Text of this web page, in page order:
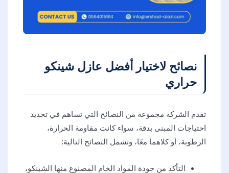
نصائح لاختيار أفضل عازل شينكو
حراري
تقدم الشركة مجموعة من النصائح التي تساهم في تحديد
احتياجات المبنى بدقة، سواء كانت مقاومة الحرارة،
الرطوبة، أو كلاهما معًا، وتشمل النصائح التالية:
التأكد من جودة المواد الخام المصنوع منها الشينكو،